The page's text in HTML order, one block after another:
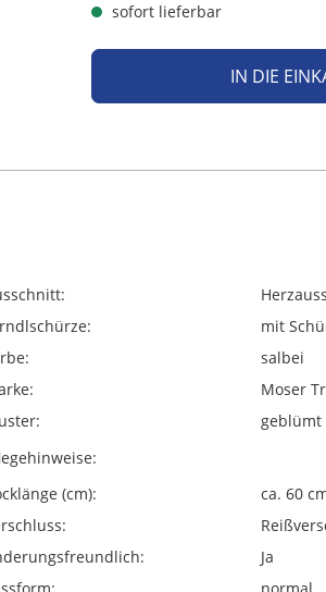
sofort lieferbar
IN DIE
mit
salbei
Moser
geblümt
(cm):
ca. 60
Ja